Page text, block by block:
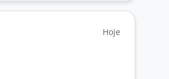
Hoje